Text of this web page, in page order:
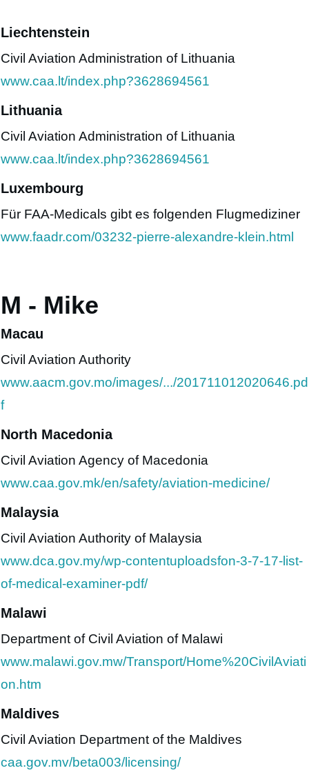
Liechtenstein
Civil Aviation Administration of Lithuania
www.caa.lt/index.php?3628694561
Lithuania
Civil Aviation Administration of Lithuania
www.caa.lt/index.php?3628694561
Luxembourg
Für FAA-Medicals gibt es folgenden Flugmediziner
www.faadr.com/03232-pierre-alexandre-klein.html
M - Mike
Macau
Civil Aviation Authority
www.aacm.gov.mo/images/.../201711012020646.pd
f
North Macedonia
Civil Aviation Agency of Macedonia
www.caa.gov.mk/en/safety/aviation-medicine/
Malaysia
Civil Aviation Authority of Malaysia
www.dca.gov.my/wp-contentuploadsfon-3-7-17-list-
of-medical-examiner-pdf/
Malawi
Department of Civil Aviation of Malawi
www.malawi.gov.mw/Transport/Home%20CivilAviati
on.htm
Maldives
Civil Aviation Department of the Maldives
caa.gov.mv/beta003/licensing/